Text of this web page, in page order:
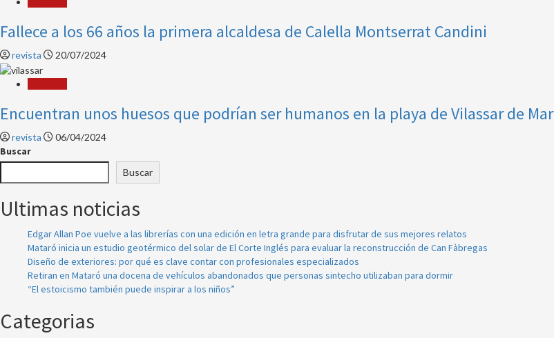
Fallece a los 66 años la primera alcaldesa de Calella Montserrat Candini
revista 20/07/2024
Encuentran unos huesos que podrían ser humanos en la playa de Vilassar de Mar
revista 06/04/2024
Buscar
Buscar
Ultimas noticias
Edgar Allan Poe vuelve a las librerías con una edición en letra grande para disfrutar de sus mejores relatos
Mataró inicia un estudio geotérmico del solar de El Corte Inglés para evaluar la reconstrucción de Can Fàbregas
Diseño de exteriores: por qué es clave contar con profesionales especializados
Retiran en Mataró una docena de vehículos abandonados que personas sintecho utilizaban para dormir
“El estoicismo también puede inspirar a los niños”
Categorias